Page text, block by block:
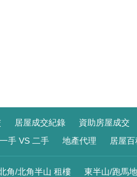
居屋成交紀錄 資助房屋成交
一手 VS 二手 地產代理 居屋
角/北角半山 租樓 東半山/跑馬